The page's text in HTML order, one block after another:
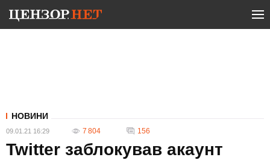
НОВИНИ
09.01.21 16:29 7 804 156
Twitter заблокував акаунт